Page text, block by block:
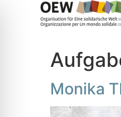
Monika